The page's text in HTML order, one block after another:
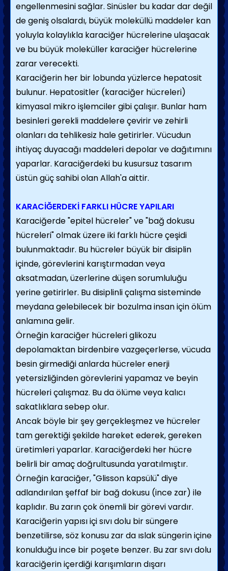
engellenmesini sağlar. Sinüsler bu kadar dar değil
de geniş olsalardı, büyük moleküllü maddeler kan
yoluyla kolaylıkla karaciğer hücrelerine ulaşacak
ve bu büyük moleküller karaciğer hücrelerine
zarar verecekti.
Karaciğerin her bir lobunda yüzlerce hepatosit
bulunur. Hepatositler (karaciğer hücreleri)
kimyasal mikro işlemciler gibi çalışır. Bunlar ham
besinleri gerekli maddelere çevirir ve zehirli
olanları da tehlikesiz hale getirirler. Vücudun
ihtiyaç duyacağı maddeleri depolar ve dağıtımını
yaparlar. Karaciğerdeki bu kusursuz tasarım
üstün güç sahibi olan Allah'a aittir.
KARACİĞERDEKİ FARKLI HÜCRE YAPILARI
Karaciğerde "epitel hücreler" ve "bağ dokusu
hücreleri" olmak üzere iki farklı hücre çeşidi
bulunmaktadır. Bu hücreler büyük bir disiplin
içinde, görevlerini karıştırmadan veya
aksatmadan, üzerlerine düşen sorumluluğu
yerine getirirler. Bu disiplinli çalışma sisteminde
meydana gelebilecek bir bozulma insan için ölüm
anlamına gelir.
Örneğin karaciğer hücreleri glikozu
depolamaktan birdenbire vazgeçerlerse, vücuda
besin girmediği anlarda hücreler enerji
yetersizliğinden görevlerini yapamaz ve beyin
hücreleri çalışmaz. Bu da ölüme veya kalıcı
sakatlıklara sebep olur.
Ancak böyle bir şey gerçekleşmez ve hücreler
tam gerektiği şekilde hareket ederek, gereken
üretimleri yaparlar. Karaciğerdeki her hücre
belirli bir amaç doğrultusunda yaratılmıştır.
Örneğin karaciğer, "Glisson kapsülü" diye
adlandırılan şeffaf bir bağ dokusu (ince zar) ile
kaplıdır. Bu zarın çok önemli bir görevi vardır.
Karaciğerin yapısı içi sıvı dolu bir süngere
benzetilirse, söz konusu zar da ıslak süngerin içine
konulduğu ince bir poşete benzer. Bu zar sıvı dolu
karaciğerin içerdiği karışımların dışarı